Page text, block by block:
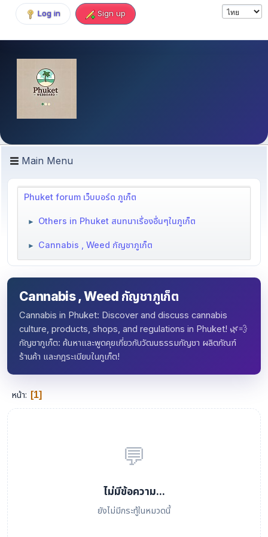
Log in Sign up
Main Menu
Phuket forum เว็บบอร์ด ภูเก็ต
► Others in Phuket สนทนาเรื่องอื่นๆในภูเก็ต
► Cannabis , Weed กัญชาภูเก็ต
Cannabis , Weed กัญชาภูเก็ต
Cannabis in Phuket: Discover and discuss cannabis
culture, products, shops, and regulations in Phuket! 🌿💨
กัญชาภูเก็ต: ค้นหาและพูดคุยเกี่ยวกับวัฒนธรรมกัญชา ผลิตภัณฑ์
ร้านค้า และกฎระเบียบในภูเก็ต!
หน้า 1
💬
ไม่มีข้อความ...
ยังไม่มีกระทู้ในหมวดนี้